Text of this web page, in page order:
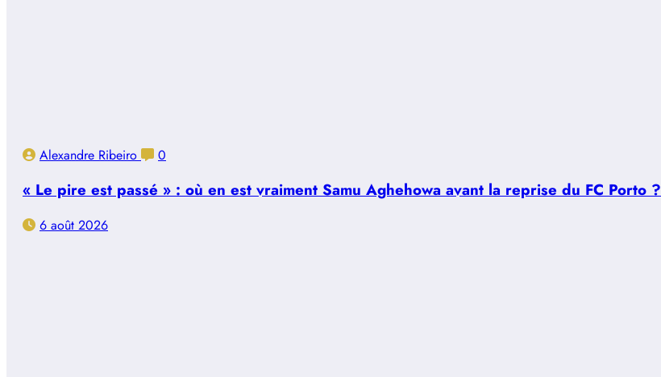
Alexandre Ribeiro 0
« Le pire est passé » : où en est vraiment Samu Aghehowa avant la reprise du FC Porto ?
6 août 2026